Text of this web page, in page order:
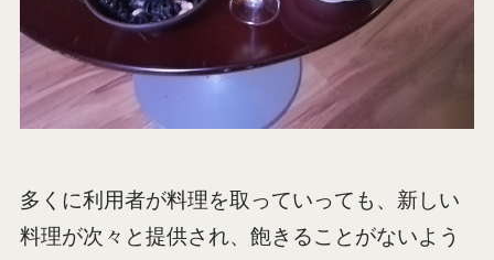
多くに利用者が料理を取っていっても、新しい
料理が次々と提供され、飽きることがないよう